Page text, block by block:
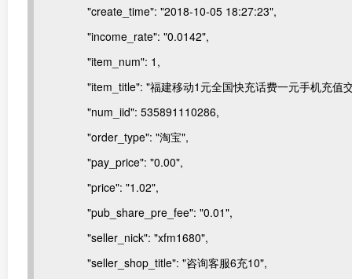
"create_time": "2018-10-05 18:27:23",
"income_rate": "0.0142",
"item_num": 1,
"item_title": "福建移动1元全国快充话费一元手机充值交
"num_iid": 535891110286,
"order_type": "淘宝",
"pay_price": "0.00",
"price": "1.02",
"pub_share_pre_fee": "0.01",
"seller_nick": "xfm1680",
"seller_shop_title": "咨询客服6充10",